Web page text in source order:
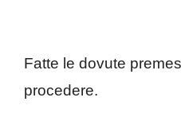
Fatte le dovute
procedere.